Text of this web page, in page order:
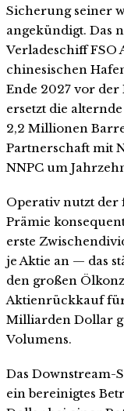
Sicherung seiner
angekündigt. Das
Verladeschiff
chinesischen
Ende 2027 vor der
ersetzt die
2,2 Millionen
Partnerschaft mit
NNPC um
Operativ nutzt der
Prämie
erste
je Aktie an — das
den großen
Aktienrückkauf für
Milliarden Dollar
Volumens.
Das Downstream-
ein bereinigtes